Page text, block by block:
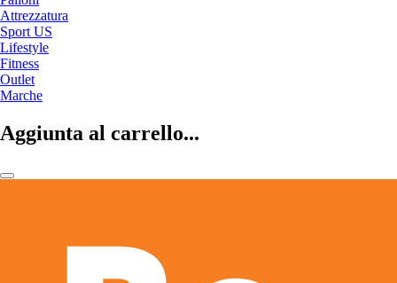
Attrezzatura
Sport US
Lifestyle
Fitness
Outlet
Marche
Aggiunta al carrello...